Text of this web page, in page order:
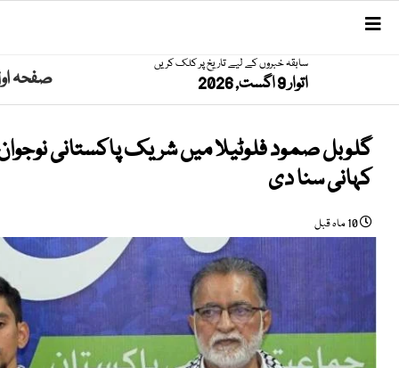
سابقہ خبروں کے لیے تاریخ پر کلک کریں
اتوار 9 اگست, 2026 صفحہ
گلوبل صمود فلوٹیلا میں شریک پاکستانی
کہانی سنا دی
10 ماہ قبل